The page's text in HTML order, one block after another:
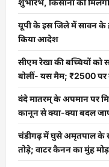
शुभारंभ, किसानों को
यूपी के इस जिले में सावन के
किया आदेश
सीएम रेखा की बच्चियों को
बोलीं- यस मैम; ₹2500 पर
वंदे मातरम् के अपमान पर
कानून से क्या-क्या बदल
चंडीगढ़ में घुसे अमृतपाल के
तोड़े; वाटर कैनन का मुंह